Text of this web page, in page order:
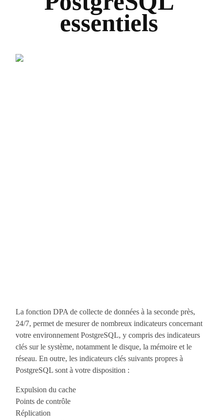
essentiels
La fonction DPA de collecte de données à la seconde près,
24/7, permet de mesurer de nombreux indicateurs concernant
votre environnement PostgreSQL, y compris des indicateurs
clés sur le système, notamment le disque, la mémoire et le
réseau. En outre, les indicateurs clés suivants propres à
PostgreSQL sont à votre disposition :
Expulsion du cache
Points de contrôle
Réplication